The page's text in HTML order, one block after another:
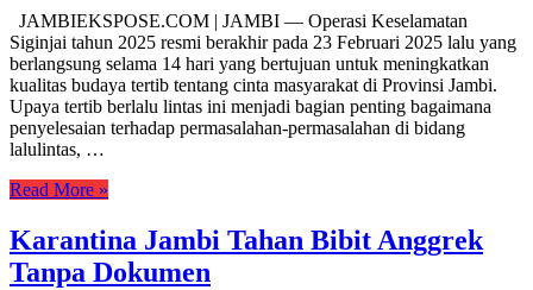
JAMBIEKSPOSE.COM | JAMBI — Operasi Keselamatan
Siginjai tahun 2025 resmi berakhir pada 23 Februari 2025 lalu yang
berlangsung selama 14 hari yang bertujuan untuk meningkatkan
kualitas budaya tertib tentang cinta masyarakat di Provinsi Jambi.
Upaya tertib berlalu lintas ini menjadi bagian penting bagaimana
penyelesaian terhadap permasalahan-permasalahan di bidang
lalulintas, …
Read More »
Karantina Jambi Tahan Bibit Anggrek
Tanpa Dokumen